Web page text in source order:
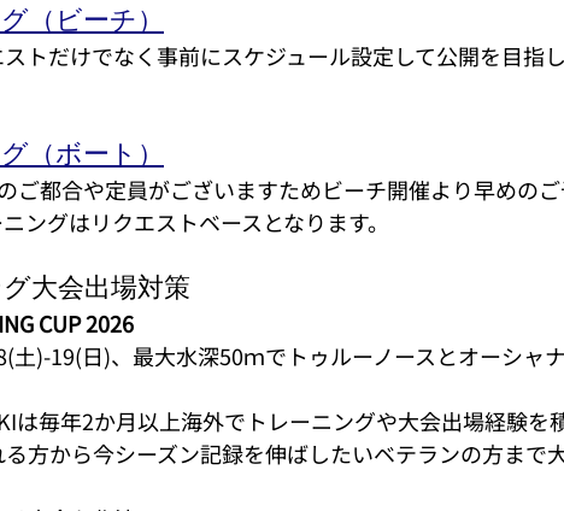
（ビーチ）
トだけでなく事前にスケジュール設定して公開を目指
（ボート）
ご都合や定員がございますためビーチ開催より早めの
ングはリクエストベースとなります。
大会出場対策
CUP 2026
土)-19(日)、最大水深50ｍでトゥルーノースとオーシャ
は毎年2か月以上海外でトレーニングや大会出場経験を
方から今シーズン記録を伸ばしたいベテランの方まで